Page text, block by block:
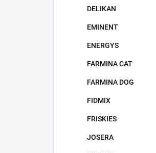
DELIKAN
EMINENT
ENERGYS
FARMINA CAT
FARMINA DOG
FIDMIX
FRISKIES
JOSERA